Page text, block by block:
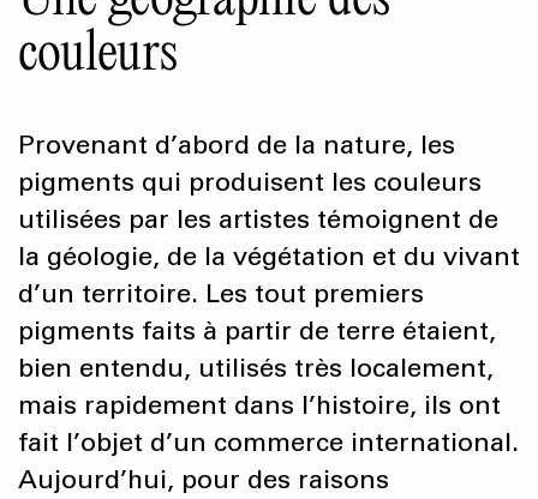
couleurs
Provenant d’abord de la nature, les
pigments qui produisent les couleurs
utilisées par les artistes témoignent de
la géologie, de la végétation et du vivant
d’un territoire. Les tout premiers
pigments faits à partir de terre étaient,
bien entendu, utilisés très localement,
mais rapidement dans l’histoire, ils ont
fait l’objet d’un commerce international.
Aujourd’hui, pour des raisons